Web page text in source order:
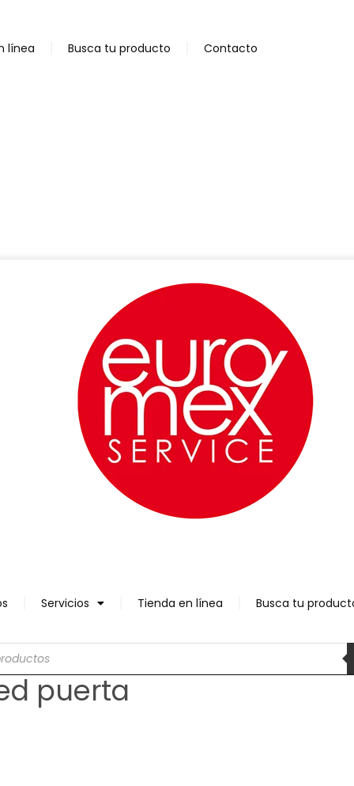
línea Busca tu producto Contacto
Servicios Tienda en línea Busca tu
puerta